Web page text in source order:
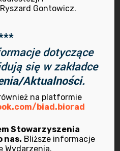
Gontowicz.
dotyczące
się w zakładce
Aktualności.
na platformie
biad.biorad
Stowarzyszenia
nas. Bliższe informacje
Wydarzenia.